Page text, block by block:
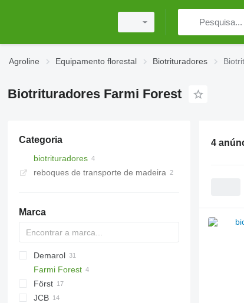
Agroline Equipamento florestal Biotrituradores
Biotrituradores Farmi Forest
Categoria
biotrituradores
reboques de transporte de madeira
Marca
CK
Demarol
R-12
R-13
Tajga
AK
DW
Biber
Farmi Forest
Först
ST
Arborist
JCB
4